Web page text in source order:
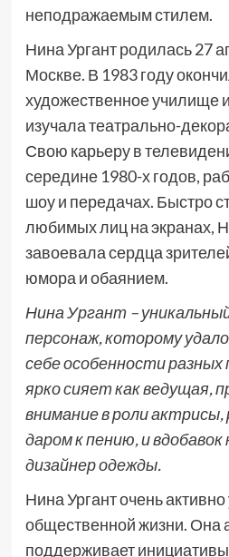
неподражаемым стилем.
Нина Ургант родилась 27
Москве. В 1983 году
художественное училище
изучала театрально-
Свою карьеру в
середине 1980-х годов,
шоу и передачах. Быстро
любимых лиц на экранах,
завоевала сердца
юмора и обаянием.
Нина Ургант –
персонаж, которому
себе особенности
ярко сияет как ведущая,
внимание в роли
даром к пению, и
дизайнер одежды.
Нина Ургант очень активно
общественной жизни. Она
поддерживает